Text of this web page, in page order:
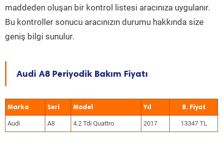
maddeden oluşan bir kontrol listesi aracınıza uygulanır.
Bu kontroller sonucu aracınızın durumu hakkında size
geniş bilgi sunulur.
Audi A8 Periyodik Bakım Fiyatı
Marka Seri Model Yıl
Audi A8 4.2 Tdi Quattro 2017 13347 TL